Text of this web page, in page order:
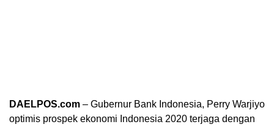
DAELPOS.com – Gubernur Bank Indonesia, Perry Warjiyo
optimis prospek ekonomi Indonesia 2020 terjaga dengan